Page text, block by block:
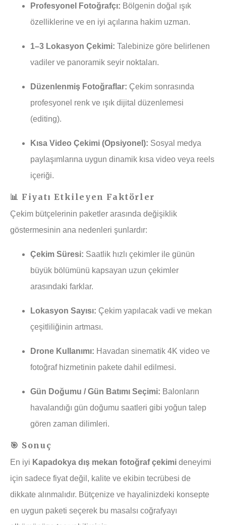
Profesyonel Fotoğrafçı: Bölgenin doğal ışık
özelliklerine ve en iyi açılarına hakim uzman.
1–3 Lokasyon Çekimi: Talebinize göre belirlenen
vadiler ve panoramik seyir noktaları.
Düzenlenmiş Fotoğraflar: Çekim sonrasında
profesyonel renk ve ışık dijital düzenlemesi
(editing).
Kısa Video Çekimi (Opsiyonel): Sosyal medya
paylaşımlarına uygun dinamik kısa video veya reels
içeriği.
📊 Fiyatı Etkileyen Faktörler
Çekim bütçelerinin paketler arasında değişiklik
göstermesinin ana nedenleri şunlardır:
Çekim Süresi: Saatlik hızlı çekimler ile günün
büyük bölümünü kapsayan uzun çekimler
arasındaki farklar.
Lokasyon Sayısı: Çekim yapılacak vadi ve mekan
çeşitliliğinin artması.
Drone Kullanımı: Havadan sinematik 4K video ve
fotoğraf hizmetinin pakete dahil edilmesi.
Gün Doğumu / Gün Batımı Seçimi: Balonların
havalandığı gün doğumu saatleri gibi yoğun talep
gören zaman dilimleri.
🎯 Sonuç
En iyi Kapadokya dış mekan fotoğraf çekimi deneyimi
için sadece fiyat değil, kalite ve ekibin tecrübesi de
dikkate alınmalıdır. Bütçenize ve hayalinizdeki konsepte
en uygun paketi seçerek bu masalsı coğrafyayı